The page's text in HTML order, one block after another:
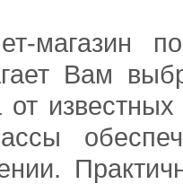
магазин
Вам
от